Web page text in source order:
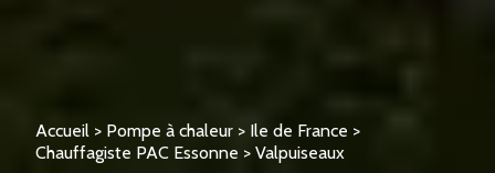
Accueil > Pompe à chaleur > Ile de France >
Chauffagiste PAC Essonne > Valpuiseaux